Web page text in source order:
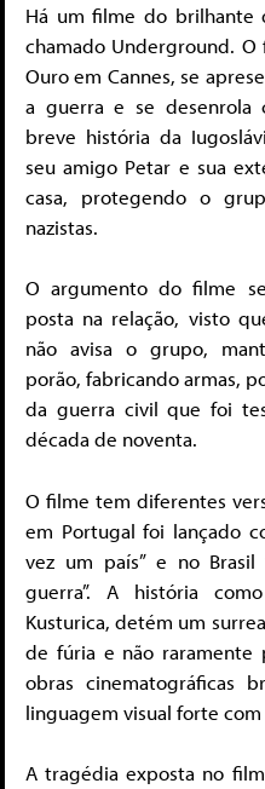
Há um filme do brilhante
chamado Underground.
Ouro em Cannes, se
a guerra e se desenrola
breve história da
seu amigo Petar e sua
casa, protegendo o
nazistas.
O argumento do filme
posta na relação, visto
não avisa o grupo,
porão, fabricando armas,
da guerra civil que foi
década de noventa.
O filme tem diferentes
em Portugal foi lançado
vez um país” e no Brasil
guerra”. A história
Kusturica, detém um
de fúria e não raramente
obras cinematográficas
linguagem visual forte com
A tragédia exposta no